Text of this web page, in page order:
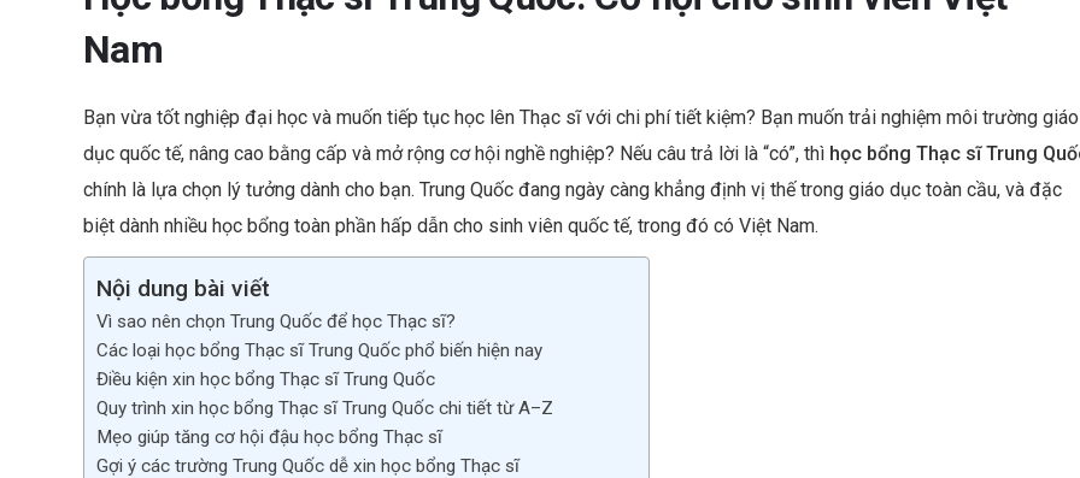
b
o
k
es
dI
Nam
Bạn vừa tốt nghiệp đại học và muốn tiếp tục học lên Thạc sĩ với chi phí tiết kiệm? Bạn muốn trải nghiệm môi trường giáo
dục quốc tế, nâng cao bằng cấp và mở rộng cơ hội nghề nghiệp? Nếu câu trả lời là “có”, thì học bổng Thạc sĩ Trung
chính là lựa chọn lý tưởng dành cho bạn. Trung Quốc đang ngày càng khẳng định vị thế trong giáo dục toàn cầu, và đặc
biệt dành nhiều học bổng toàn phần hấp dẫn cho sinh viên quốc tế, trong đó có Việt Nam.
Nội dung bài viết
Vì sao nên chọn Trung Quốc để học Thạc sĩ?
Các loại học bổng Thạc sĩ Trung Quốc phổ biến hiện nay
Điều kiện xin học bổng Thạc sĩ Trung Quốc
Quy trình xin học bổng Thạc sĩ Trung Quốc chi tiết từ A–Z
Mẹo giúp tăng cơ hội đậu học bổng Thạc sĩ
Gợi ý các trường Trung Quốc dễ xin học bổng Thạc sĩ